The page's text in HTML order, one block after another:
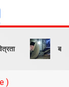
बनारस